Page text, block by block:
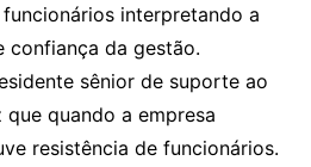
interpretando a
confiança da gestão.
sênior de suporte ao
que quando a empresa
resistência de funcionários.